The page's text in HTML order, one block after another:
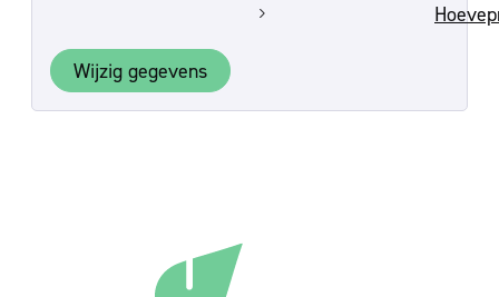
Wijzig gegevens